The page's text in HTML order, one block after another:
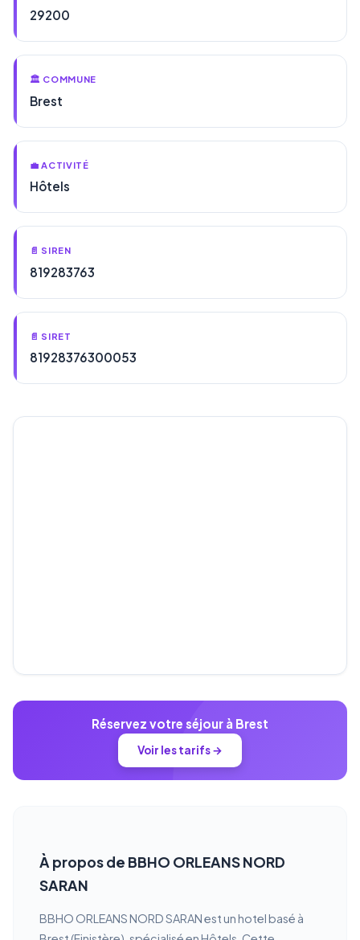
29200
🏛️ COMMUNE
Brest
💼 ACTIVITÉ
Hôtels
📄 SIREN
819283763
📄 SIRET
81928376300053
Réservez votre séjour à Brest
Voir les tarifs →
À propos de BBHO ORLEANS NORD
SARAN
BBHO ORLEANS NORD SARAN est un hotel basé à